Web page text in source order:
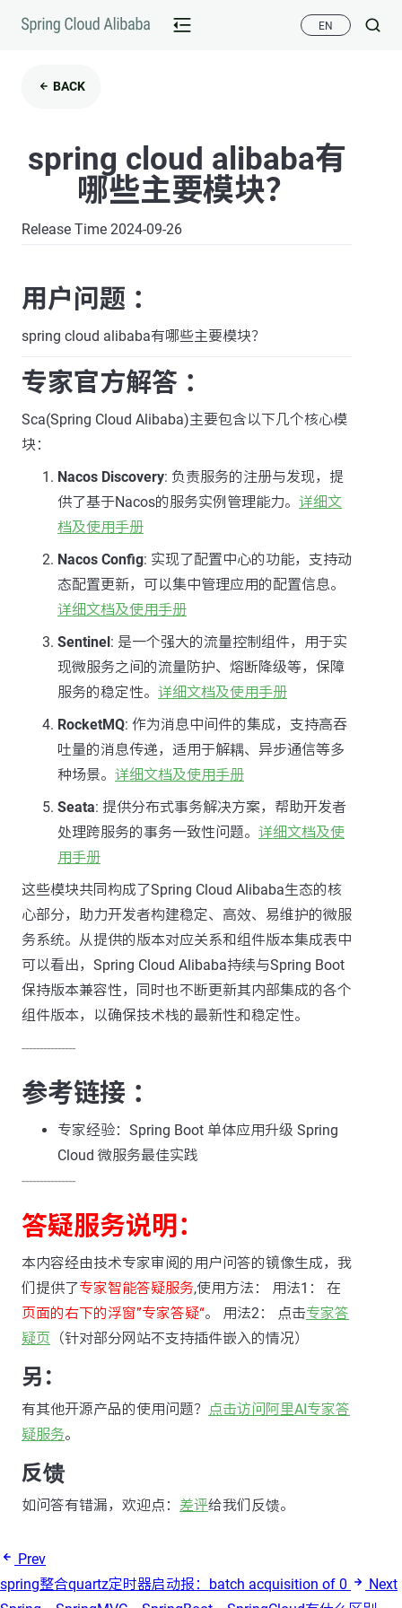
EN
BACK
spring cloud alibaba有
哪些主要模块？
Release Time 2024-09-26
用户问题 ：
spring cloud alibaba有哪些主要模块？
专家官方解答 ：
Sca(Spring Cloud Alibaba)主要包含以下几个核心模
块：
Nacos Discovery: 负责服务的注册与发现，提
供了基于Nacos的服务实例管理能力。 详细文
档及使用手册
Nacos Config: 实现了配置中心的功能，支持动
态配置更新，可以集中管理应用的配置信息。
详细文档及使用手册
Sentinel: 是一个强大的流量控制组件，用于实
现微服务之间的流量防护、熔断降级等，保障
服务的稳定性。 详细文档及使用手册
RocketMQ: 作为消息中间件的集成，支持高吞
吐量的消息传递，适用于解耦、异步通信等多
种场景。 详细文档及使用手册
Seata: 提供分布式事务解决方案，帮助开发者
处理跨服务的事务一致性问题。 详细文档及使
用手册
这些模块共同构成了Spring Cloud Alibaba生态的核
心部分，助力开发者构建稳定、高效、易维护的微服
务系统。从提供的版本对应关系和组件版本集成表中
可以看出，Spring Cloud Alibaba持续与Spring Boot
保持版本兼容性，同时也不断更新其内部集成的各个
组件版本，以确保技术栈的最新性和稳定性。
---------------
参考链接 ：
专家经验：Spring Boot 单体应用升级 Spring
Cloud 微服务最佳实践
---------------
答疑服务说明：
本内容经由技术专家审阅的用户问答的镜像生成，我
们提供了专家智能答疑服务,使用方法： 用法1： 在
页面的右下的浮窗”专家答疑“。 用法2： 点击专家答
疑页 （针对部分网站不支持插件嵌入的情况）
另：
有其他开源产品的使用问题？
点击访问阿里AI专家答
疑服务。
反馈
如问答有错漏，欢迎点： 差评给我们反馈。
Prev
spring整合quartz定时器启动报：batch acquisition of 0
Next